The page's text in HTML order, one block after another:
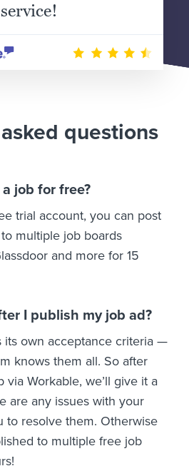
service!
questions
job for free?
trial account, you can post
multiple job boards
and more for 15
I publish my job ad?
its own acceptance criteria —
knows them all. So after
Workable, we’ll give it a
are any issues with your
to resolve them. Otherwise
to multiple free job